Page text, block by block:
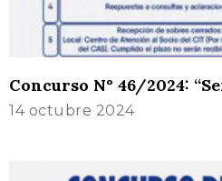
Concurso N° 46/2024:
14 octubre 2024